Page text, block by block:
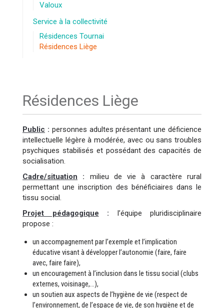
Valoux
Service à la collectivité
Résidences Tournai
Résidences Liège
Résidences Liège
Public : personnes adultes présentant une déficience
intellectuelle légère à modérée, avec ou sans troubles
psychiques stabilisés et possédant des capacités de
socialisation.
Cadre/situation : milieu de vie à caractère rural
permettant une inscription des bénéficiaires dans le
tissu social.
Projet pédagogique : l’équipe pluridisciplinaire
propose :
un accompagnement par l’exemple et l’implication
éducative visant à développer l’autonomie (faire, faire
avec, faire faire),
un encouragement à l’inclusion dans le tissu social (clubs
externes, voisinage,…),
un soutien aux aspects de l’hygiène de vie (respect de
l’environnement, de l’espace de vie, de son hygiène et de